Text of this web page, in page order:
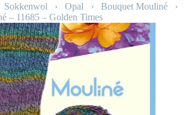
Sokkenwol › Opal › Bouquet Mouliné ›
– 11685 – Golden Times